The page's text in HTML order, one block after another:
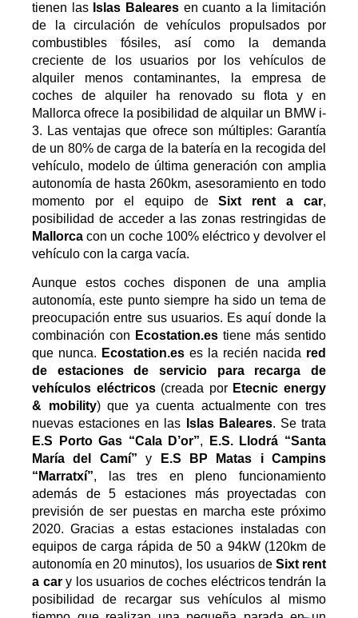
tienen las Islas Balearesen cuanto a la limitación
de la circulación de vehículos propulsados por
combustibles fósiles, así como la demanda
creciente de los usuarios por los vehículos de
alquiler menos contaminantes, la empresa de
coches de alquiler ha renovado su flota y en
Mallorca ofrece la posibilidad de alquilar un BMW i-
3. Las ventajas que ofrece son múltiples: Garantía
de un 80% de carga de la batería en la recogida del
vehículo, modelo de última generación con amplia
autonomía de hasta 260km, asesoramiento en todo
momento por el equipo deSixt rent a car,
posibilidad de acceder a las zonas restringidas de
Mallorca con un coche 100% eléctrico y devolver el
vehículo con la carga vacía.
Aunque estos coches disponen de una amplia
autonomía, este punto siempre ha sido un tema de
preocupación entre sus usuarios. Es aquí donde la
combinación con Ecostation.es tiene más sentido
que nunca. Ecostation.es es la recién nacida red
de estaciones de servicio para recarga de
vehículos eléctricos(creada por Etecnic energy
& mobility) que ya cuenta actualmente con tres
nuevas estaciones en las
Islas Baleares. Se trata
E.S Porto Gas “Cala D’or”,
E.S. Llodrá “Santa
María del Camí” y
E.S BP Matas i Campins
“Marratxí”, las tres en pleno funcionamiento
además de 5 estaciones más proyectadas con
previsión de ser puestas en marcha este próximo
2020. Gracias a estas estaciones instaladas con
equipos de carga rápida de 50 a 94kW (120km de
autonomía en 20 minutos), los usuarios de Sixt rent
a cary los usuarios de coches eléctricos tendrán la
posibilidad de recargar sus vehículos al mismo